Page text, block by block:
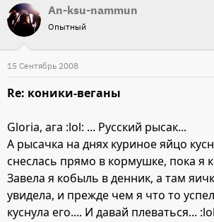
An-ksu-nammun
Опытный
15 Сентябрь 2008
Re: коники-веганы
Gloria, ага :lol: ... Русский рысак...
А рысачка на днях куриное яйцо
снеслась прямо в кормушке, пока я
Завела я кобыль в денник, а там
увидела, и прежде чем я что то
куснула его.... И давай плеваться...